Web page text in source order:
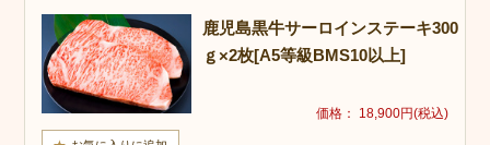
鹿児島黒牛サーロインステーキ300
ｇ×2枚[A5等級BMS10以上]
価格： 18,900円(税込)